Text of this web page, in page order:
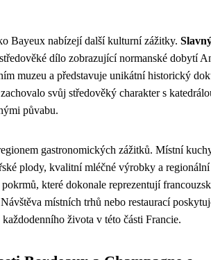
Bayeux nabízejí další kulturní zážitky.
dílo zobrazující normanské dobytí
muzeu a představuje unikátní historický
svůj středověký charakter s
půvabu.
gastronomických zážitků. Místní
plody, kvalitní mléčné výrobky a regionální
které dokonale reprezentují
místních trhů nebo restaurací
života v této části Francie.